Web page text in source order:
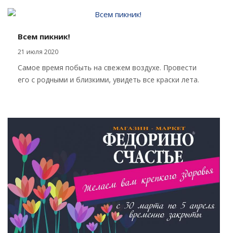
Всем пикник!
21 июля 2020
Самое время побыть на свежем воздухе. Провести
его с родными и близкими, увидеть все краски лета.